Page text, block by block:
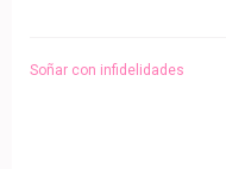
Soñar con infidelidades